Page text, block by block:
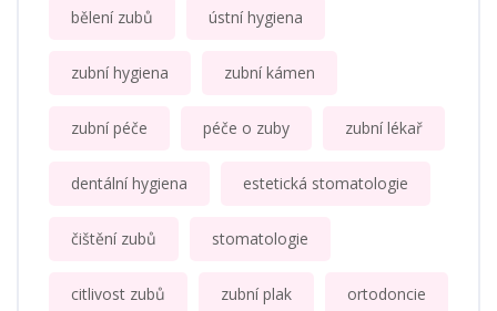
bělení zubů ústní hygiena
zubní hygiena zubní kámen
zubní péče péče o zuby zubní lékař
dentální hygiena estetická stomatologie
čištění zubů stomatologie
citlivost zubů zubní plak ortodoncie